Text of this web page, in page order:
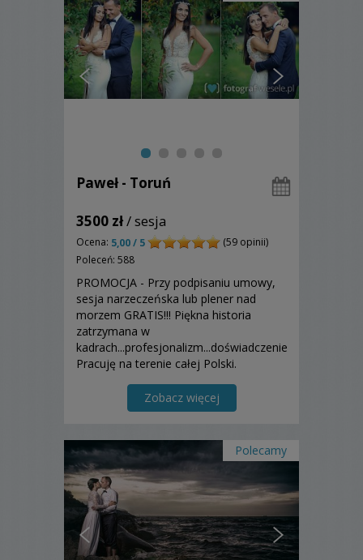
Paweł - Toruń
3500 zł/ sesja
Ocena: 5,00 / 5
(59 opinii)
Poleceń: 588
PROMOCJA - Przy podpisaniu umowy,
sesja narzeczeńska lub plener nad
morzem GRATIS!!! Piękna historia
zatrzymana w
kadrach...profesjonalizm...doświadczenie.
Pracuję na terenie całej Polski.
Zobacz więcej
Polecamy